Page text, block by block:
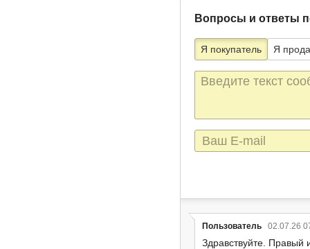
Вопросы и ответы
Я покупатель Я
Текст
сообщения
E-
mail
Пользователь 02.07.26
Здравствуйте. Правый